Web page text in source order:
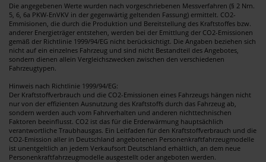
Die angegebenen Werte wurden nach vorgeschriebenen Messverfahren (§ 2 Nrn.
5, 6, 6a PKW-EnVKV in der gegenwärtig geltenden Fassung) ermittelt. CO2-
Emmisionen, die durch die Produktion und Bereitstellung des Kraftstoffes bzw.
anderer Energieträger entstehen, werden bei der Emittlung der CO2-Emissionen
gemäß der Richtlinie 1999/94/EG nicht berücksichtigt. Die Angaben beziehen sich
nicht auf ein einzelnes Fahrzeug und sind nicht Bestandteil des Angebotes,
sondern dienen allein Vergleichszwecken zwischen den verschiedenen
Fahrzeugtypen.
Hinweis nach Richtlinie 1999/94/EG:
Der Kraftstoffverbrauch und die CO2-Emissionen eines Fahrzeugs hängen nicht
nur von der effizienten Ausnutzung des Kraftstoffs durch das Fahrzeug ab,
sondern werden auch vom Fahrverhalten und anderen nichttechnischen
Faktoren beeinflusst. CO2 ist das für die Erderwärmung hauptsächlich
verantwortliche Traubhausgas. Ein Leitfaden für den Kraftstoffverbrauch und die
CO2-Emission aller in Deutschland angebotenen Personenkraftfahrzeugmodelle
ist unentgeltlich an jedem Verkaufsort Deutschland erhältlich, an dem neue
Personenkraftfahrzeugmodelle ausgestellt oder angeboten werden.